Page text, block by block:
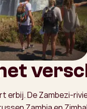
erbij. De Zambezi-